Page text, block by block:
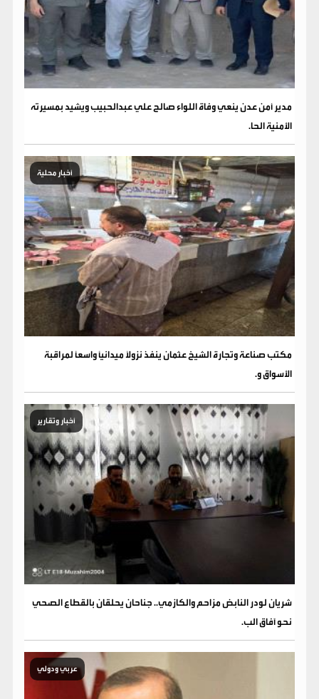
مدير أمن عدن ينعي وفاة اللواء صالح علي عبدالحبيب ويشيد بمسيرته
الأمنية الحا.
أخبار محلية
مكتب صناعة وتجارة الشيخ عثمان ينفذ نزولاً ميدانياً واسعاً لمراقبة
الأسواق و.
أخبار وتقارير
شريان لودر النابض مزاحم والكازمي.. جناحان يحلقان بالقطاع الصحي
نحو آفاق الب.
عربي ودولي